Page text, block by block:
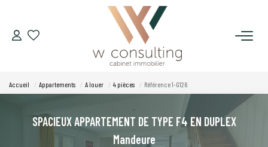
ACQUÉRIR
VENDRE
Accueil Appartements A louer 4 pièces Référence 1-G126
SPACIEUX APPARTEMENT DE TYPE F4 EN DUPLEX
Mandeure